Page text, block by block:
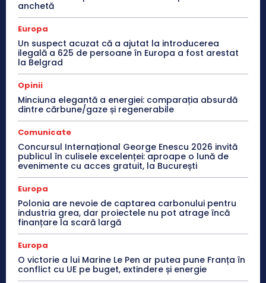
anchetă
Europa
Un suspect acuzat că a ajutat la introducerea
ilegală a 625 de persoane în Europa a fost arestat
la Belgrad
Opinii
Minciuna elegantă a energiei: comparația absurdă
dintre cărbune/gaze și regenerabile
Comunicate
Concursul Internațional George Enescu 2026 invită
publicul în culisele excelenței: aproape o lună de
evenimente cu acces gratuit, la București
Europa
Polonia are nevoie de captarea carbonului pentru
industria grea, dar proiectele nu pot atrage încă
finanțare la scară largă
Europa
O victorie a lui Marine Le Pen ar putea pune Franța în
conflict cu UE pe buget, extindere și energie